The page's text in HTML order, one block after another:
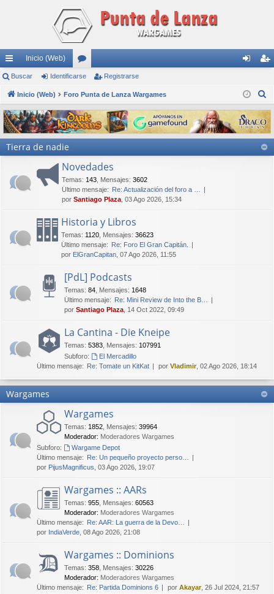
nl
ac
es
rá
pi
Inicio (Web)
or
os nti
fic
ar
ist
ra
rs
e
Buscar Identificarse Registrarse
Inicio (Web) Foro Punta de Lanza Wargames
s
c
Tierra de nadie
Novedades
Temas: 143 Mensajes: 3602
Último mensaje: Re: Actualización del foro a …
por Santiago Plaza , 03 Ago 2026, 15:34
Historia y Libros
Temas: 1120 Mensajes: 36623
Último mensaje: Re: Foro El Gran Capitán.
por ElGranCapitan , 07 Ago 2026, 11:55
[PdL] Podcasts
Temas: 84 Mensajes: 1648
Último mensaje: Re: Mini Review de Into the B…
por Santiago Plaza , 14 Oct 2022, 09:49
La Cantina - Die Kneipe
Temas: 5383 Mensajes: 107991
Subforo:
El Mercadillo
Último mensaje: Re: Tomate un KitKat por Vladimir, 02 Ago 2026, 18:14
Wargames
Wargames
Temas: 1852 Mensajes: 39964
Moderador: Moderadores Wargames
Subforo:
Wargame Depot
Último mensaje: Re: Un pequeño proyecto perso…
por PijusMagnificus , 03 Ago 2026, 19:07
Wargames :: AARs
Temas: 955 Mensajes: 60563
Moderador: Moderadores Wargames
Último mensaje: Re: AAR: La guerra de la Devo…
por IndiaVerde , 08 Ago 2026, 21:08
Wargames :: Dominions
Temas: 358 Mensajes: 30226
Moderador: Moderadores Wargames
Último mensaje: Re: Partida Dominions 6 por Akayar, 26 Jul 2024, 21:57